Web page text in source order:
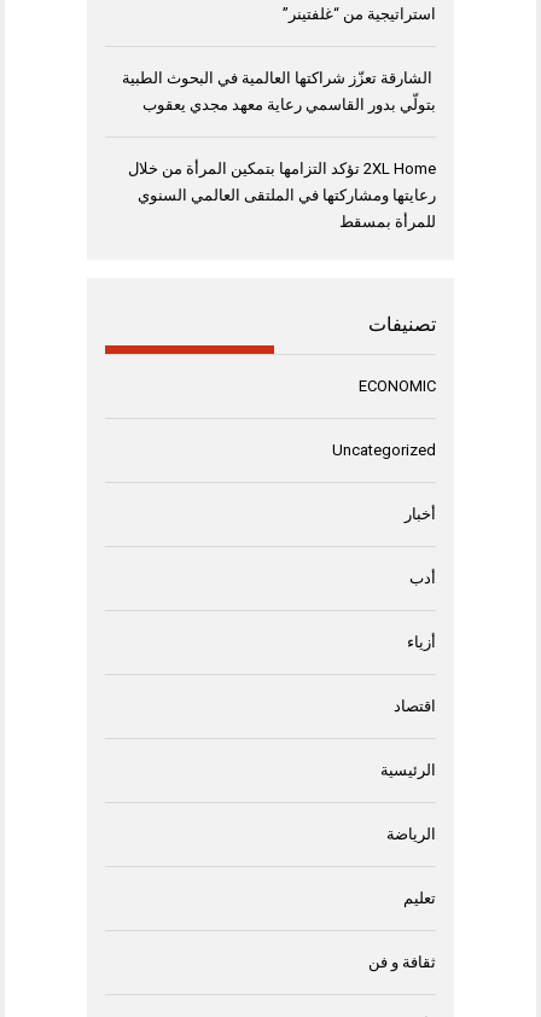
استراتيجية من “غلفتينر”
الشارقة تعزّز شراكتها العالمية في البحوث الطبية
بتولّي بدور القاسمي رعاية معهد مجدي يعقوب
2XL Home تؤكد التزامها بتمكين المرأة من خلال
رعايتها ومشاركتها في الملتقى العالمي السنوي
للمرأة بمسقط
تصنيفات
ECONOMIC
Uncategorized
أخبار
أدب
أزياء
اقتصاد
الرئيسية
الرياضة
تعليم
ثقافة و فن